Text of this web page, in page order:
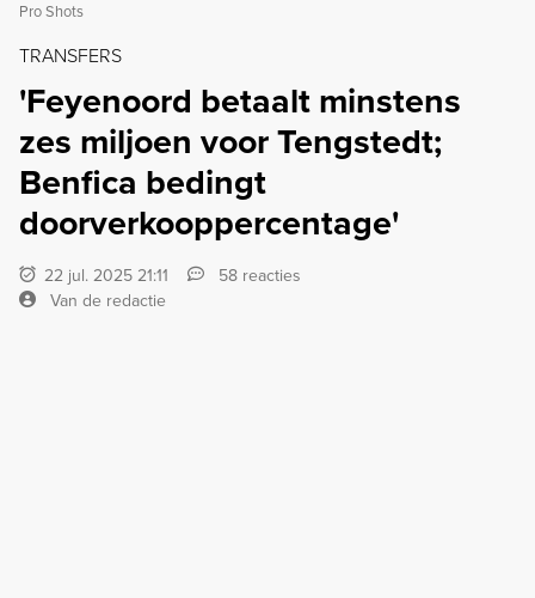
Pro Shots
TRANSFERS
'Feyenoord betaalt minstens
zes miljoen voor Tengstedt;
Benfica bedingt
doorverkooppercentage'
22 jul. 2025 21:11
58 reacties
Van de redactie